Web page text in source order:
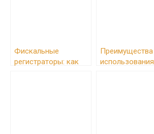
Фискальные
регистраторы: как
Преимущества
использования